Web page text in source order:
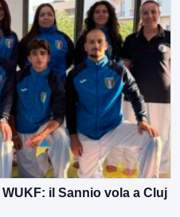
il Sannio vola a Cluj